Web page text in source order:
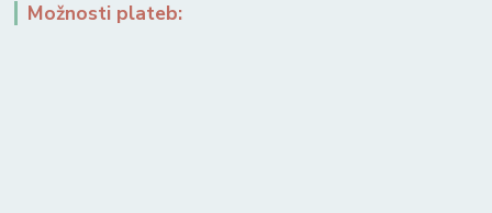
Možnosti plateb: